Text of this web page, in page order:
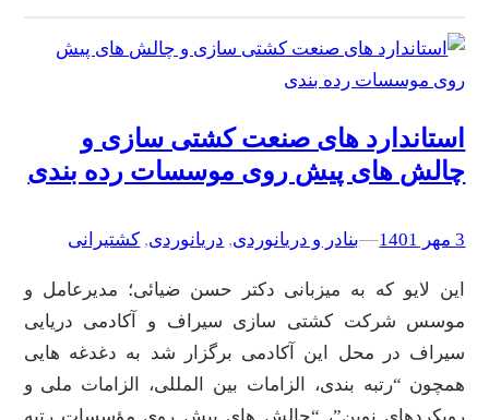
استاندارد های صنعت کشتی سازی و
چالش های پیش روی موسسات رده بندی
3 مهر 1401 –
–بنادر و دریانوردی, دریانوردی, کشتیرانی
این لایو که به میزبانی دکتر حسن ضیائی؛ مدیرعامل و
موسس شرکت کشتی سازی سیراف و آکادمی دریایی
سیراف در محل این آکادمی برگزار شد به دغدغه هایی
همچون “رتبه بندی، الزامات بین المللی، الزامات ملی و